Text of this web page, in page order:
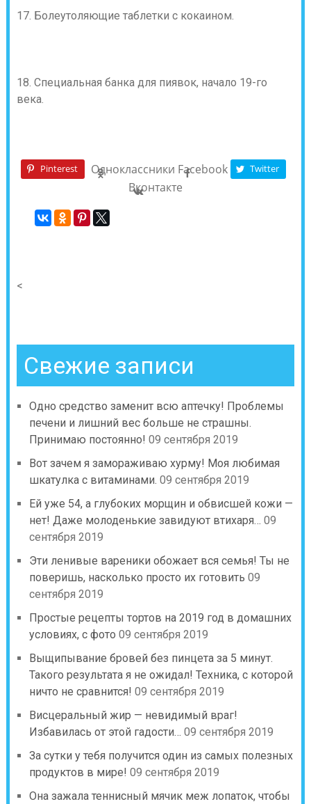
17. Болеутоляющие таблетки с кокаином.
18. Специальная банка для пиявок, начало 19-го
века.
Pinterest Одноклассники Facebook Twitter
Вконтакте
<
Свежие записи
Одно средство заменит всю аптечку! Проблемы
печени и лишний вес больше не страшны.
Принимаю постоянно! 09 сентября 2019
Вот зачем я замораживаю хурму! Моя любимая
шкатулка с витаминами. 09 сентября 2019
Ей уже 54, а глубоких морщин и обвисшей кожи —
нет! Даже молоденькие завидуют втихаря… 09
сентября 2019
Эти ленивые вареники обожает вся семья! Ты не
поверишь, насколько просто их готовить 09
сентября 2019
Простые рецепты тортов на 2019 год в домашних
условиях, с фото 09 сентября 2019
Выщипывание бровей без пинцета за 5 минут.
Такого результата я не ожидал! Техника, с которой
ничто не сравнится! 09 сентября 2019
Висцеральный жир — невидимый враг!
Избавилась от этой гадости… 09 сентября 2019
За сутки у тебя получится один из самых полезных
продуктов в мире! 09 сентября 2019
Она зажала теннисный мячик меж лопаток, чтобы